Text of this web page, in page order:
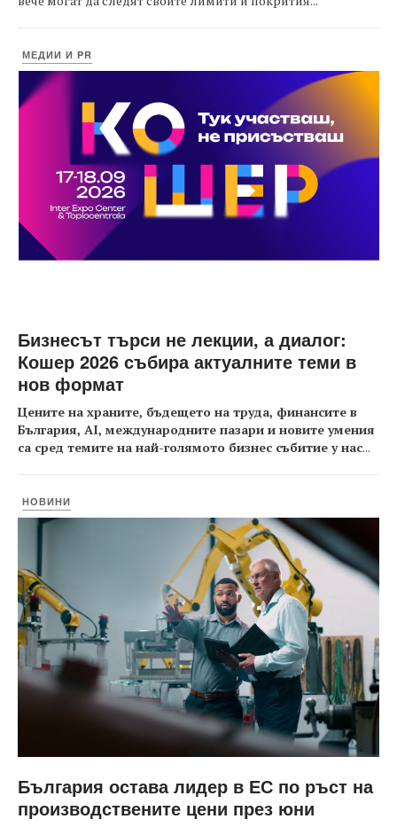
МЕДИИ И PR
Бизнесът търси не лекции, а диалог:
Кошер 2026 събира актуалните теми в
нов формат
Цените на храните, бъдещето на труда, финансите в
България, AI, международните пазари и новите умения
са сред темите на най-голямото бизнес събитие у нас...
НОВИНИ
България остава лидер в ЕС по ръст на
производствените цени през юни